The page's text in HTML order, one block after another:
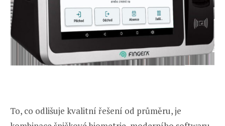
To, co odlišuje kvalitní řešení od průměru, je